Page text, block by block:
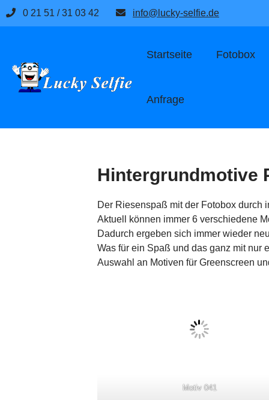
Zum
Inhalt
0 21 51 / 31 03 42 info@lucky-selfie.de
Startseite Fotobox
Anfrage
Hintergrundmotive
Der Riesenspaß mit der Fotobox durch
Aktuell können immer 6 verschiedene
Dadurch ergeben sich immer wieder
Was für ein Spaß und das ganz mit nur
Auswahl an Motiven für Greenscreen
Motiv 041